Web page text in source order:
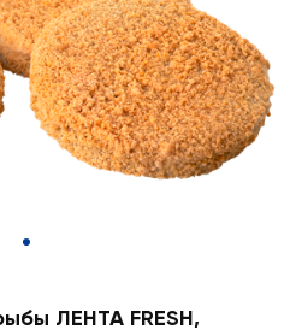
ЛЕНТА FRESH,